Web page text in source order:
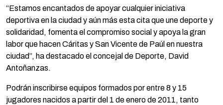
“Estamos encantados de apoyar cualquier iniciativa
deportiva en la ciudad y aún más esta cita que une deporte y
solidaridad, fomenta el compromiso social y apoya la gran
labor que hacen Cáritas y San Vicente de Paúl en nuestra
ciudad”, ha destacado el concejal de Deporte, David
Antoñanzas.
Podrán inscribirse equipos formados por entre 8 y 15
jugadores nacidos a partir del 1 de enero de 2011, tanto